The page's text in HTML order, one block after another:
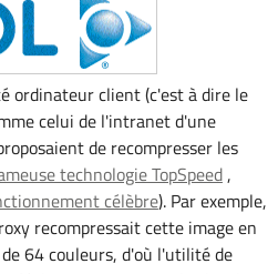
ordinateur client (c'est à dire le
celui de l'intranet d'une
de recompresser les
technologie TopSpeed,
célèbre). Par exemple,
recompressait cette image en
64 couleurs, d'où l'utilité de